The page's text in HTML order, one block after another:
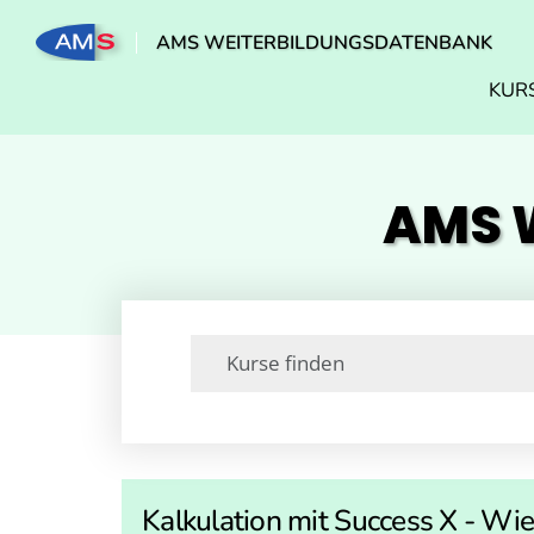
AMS WEITERBILDUNGSDATENBANK
AMS
Kalkulation mit Success X -